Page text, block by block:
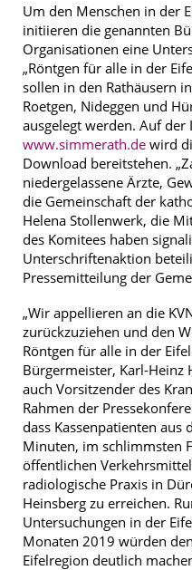
Um den Menschen in der
initiieren die genannten
Organisationen eine
„Röntgen für alle in der
sollen in den Rathäusern
Roetgen, Nideggen und
ausgelegt werden. Auf der
www.simmerath.de wird
Download bereitstehen.
niedergelassene Ärzte,
die Gemeinschaft der
Helena Stollenwerk, die
des Komitees haben
Unterschriftenaktion
Pressemitteilung der
„Wir appellieren an die
zurückzuziehen und den
Röntgen für alle in der
Bürgermeister, Karl-Heinz
auch Vorsitzender des
Rahmen der
dass Kassenpatienten aus
Minuten, im schlimmsten
öffentlichen
radiologische Praxis in
Heinsberg zu erreichen.
Untersuchungen in der
Monaten 2019 würden
Eifelregion deutlich